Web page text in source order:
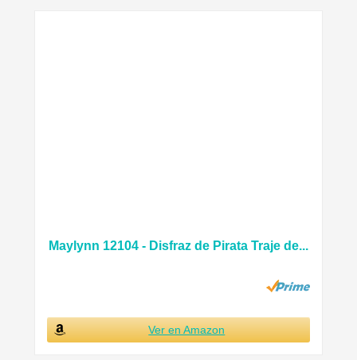
Maylynn 12104 - Disfraz de Pirata Traje de...
Ver en Amazon